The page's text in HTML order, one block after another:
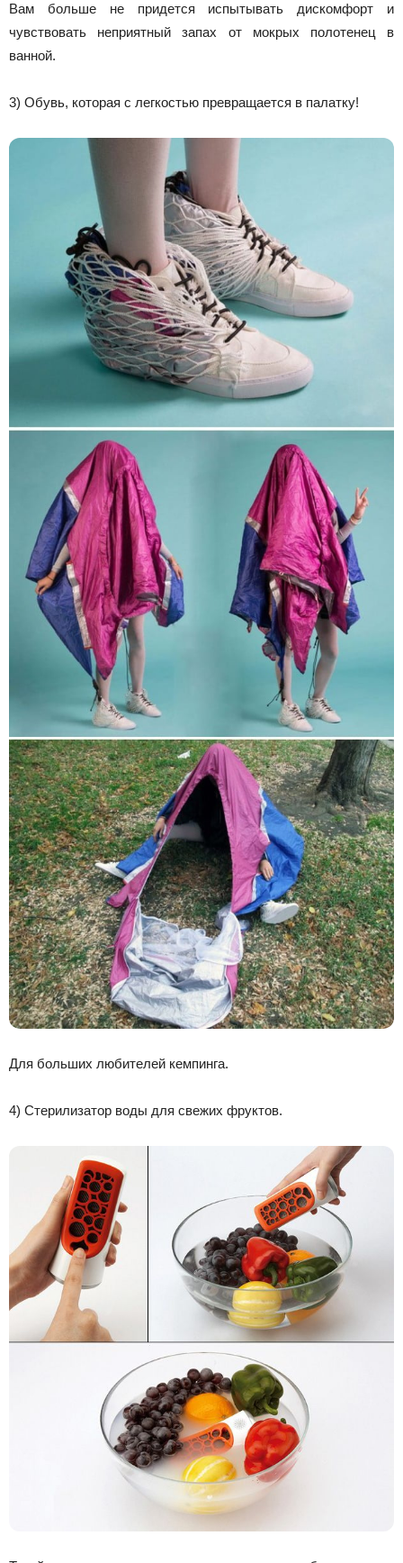
Вам больше не придется испытывать дискомфорт и
чувствовать неприятный запах от мокрых полотенец в
ванной.
3) Обувь, которая с легкостью превращается в палатку!
Для больших любителей кемпинга.
4) Стерилизатор воды для свежих фруктов.